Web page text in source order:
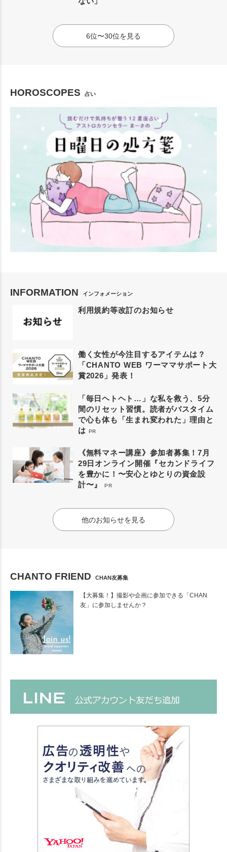
6位〜30位を見る
HOROSCOPES 占い
INFORMATION インフォメーション
利用規約等改訂のお知らせ
働く女性が今注目するアイテムは？
「CHANTO WEB ワーママサポート大
賞2026」発表！
「毎日ヘトヘト…」な私を救う、5分
間のリセット習慣。読者がバスタイム
で心も体も「生まれ変われた」理由と
は PR
《無料マネー講座》参加者募集！7月
29日オンライン開催『セカンドライフ
を豊かに！〜安心とゆとりの資金設
計〜』
PR
他のお知らせを見る
CHANTO FRIEND CHAN友募集
【大募集！】撮影や企画に参加できる「CHAN
友」に参加しませんか？